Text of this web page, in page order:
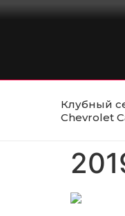
Клубный
Chevrolet